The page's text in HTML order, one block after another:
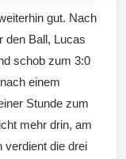
gut. Nach
den Ball, Lucas
schob zum 3:0
einem
Stunde zum
mehr drin, am
verdient die drei